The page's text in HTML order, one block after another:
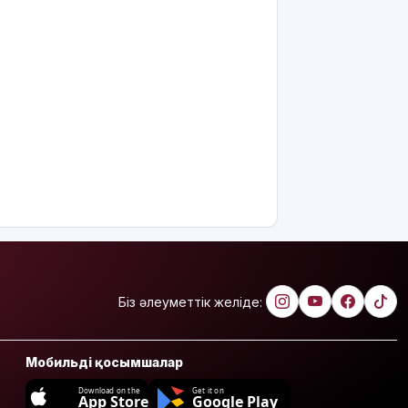
Біз әлеуметтік желіде:
Мобильді қосымшалар
Download on the
App Store
Get it on
Google Play